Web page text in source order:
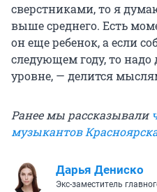
сверстниками, то я
выше среднего. Есть
он еще ребенок, а если
следующем году, то надо
уровне, — делится
Ранее мы рассказывали
музыкантов
Дарья Дениско
Экс-заместитель